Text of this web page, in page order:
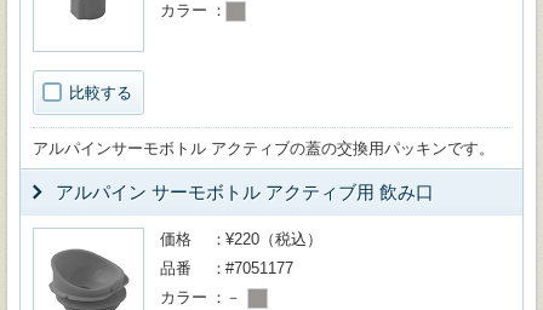
比較する
カラー
アルパインサーモボトル アクティブの蓋の交換用パッキンです。
アルパイン サーモボトル アクティブ用 飲み口
価格
¥220（税込）
品番
#7051177
カラー
－